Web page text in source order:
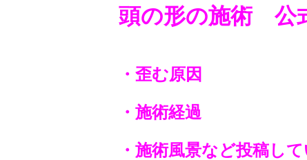
頭の形の施術 公
・歪む原因
・施術経過
・施術風景など投稿し